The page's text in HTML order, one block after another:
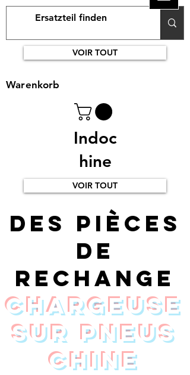
VOIR TOUT
Indoc
hine
Warenkorb
Des pièces
de
rechange
chargeuse
sur pneus
Chine
VOIR TOUT